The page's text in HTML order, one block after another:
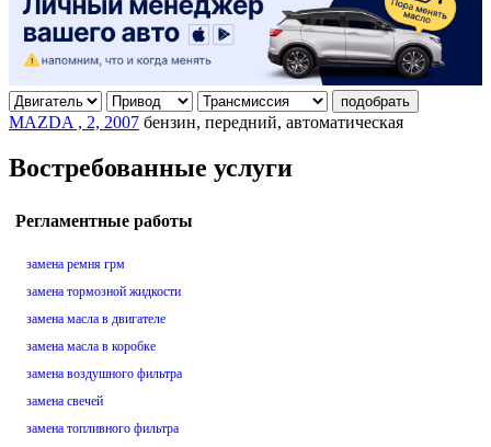
подобрать
MAZDA , 2, 2007 бензин, передний, автоматическая
Востребованные услуги
Регламентные работы
замена ремня грм
замена тормозной жидкости
замена масла в двигателе
замена масла в коробке
замена воздушного фильтра
замена свечей
замена топливного фильтра